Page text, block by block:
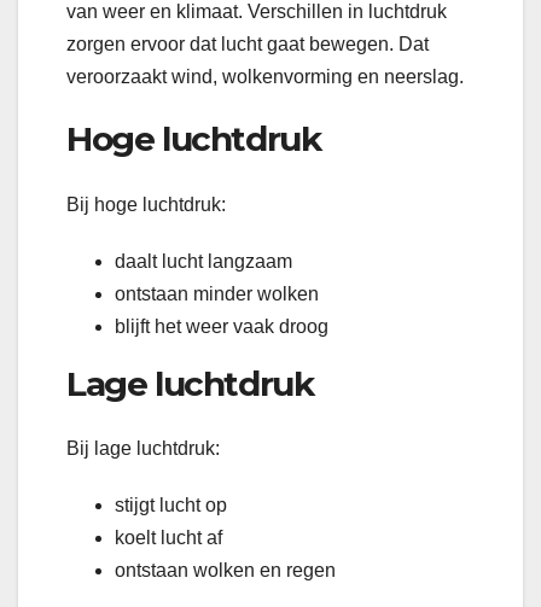
van weer en klimaat. Verschillen in luchtdruk
zorgen ervoor dat lucht gaat bewegen. Dat
veroorzaakt wind, wolkenvorming en neerslag.
Hoge luchtdruk
Bij hoge luchtdruk:
daalt lucht langzaam
ontstaan minder wolken
blijft het weer vaak droog
Lage luchtdruk
Bij lage luchtdruk:
stijgt lucht op
koelt lucht af
ontstaan wolken en regen